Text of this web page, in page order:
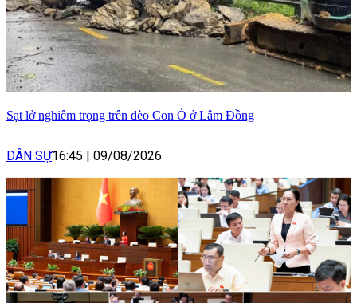
Sạt lở nghiêm trọng trên đèo Con Ó ở Lâm Đồng
DÂN SỰ16:45 09/08/2026